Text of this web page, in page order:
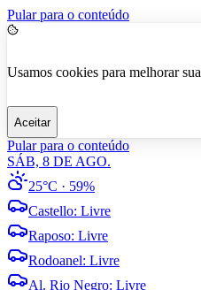
Pular para o conteúdo
Usamos cookies para melhorar
Aceitar
Pular para o conteúdo
SÁB, 8 DE AGO.
25°C · 59%
Castello: Livre
Raposo: Livre
Rodoanel: Livre
Al. Rio Negro: Livre